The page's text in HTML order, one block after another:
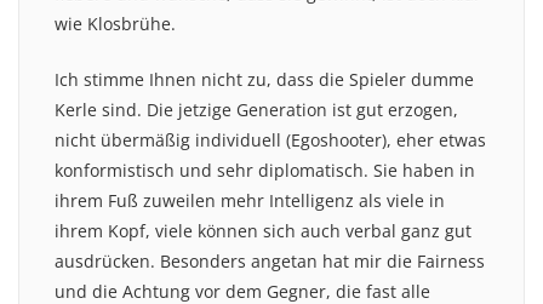
wie Klosbrühe.
Ich stimme Ihnen nicht zu, dass die Spieler dumme
Kerle sind. Die jetzige Generation ist gut erzogen,
nicht übermäßig individuell (Egoshooter), eher etwas
konformistisch und sehr diplomatisch. Sie haben in
ihrem Fuß zuweilen mehr Intelligenz als viele in
ihrem Kopf, viele können sich auch verbal ganz gut
ausdrücken. Besonders angetan hat mir die Fairness
und die Achtung vor dem Gegner, die fast alle